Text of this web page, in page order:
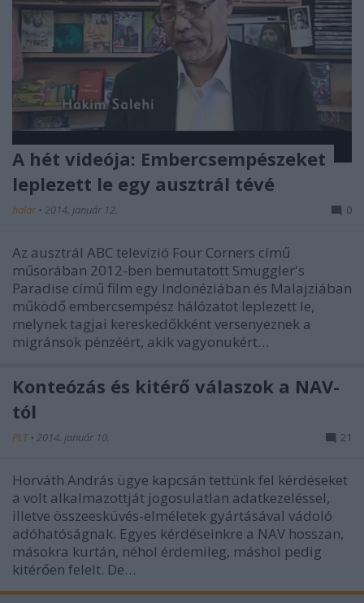
A hét videója: Embercsempészeket
leplezett le egy ausztrál tévé
halar • 2014. január 12. 0
Az ausztrál ABC televízió Four Corners című
műsorában 2012-ben bemutatott Smuggler's
Paradise című film egy Indonéziában és Malajziában
működő embercsempész hálózatot leplezett le,
melynek tagjai kereskedőkként versenyeznek a
migránsok pénzéért, akik vagyonukért…
Konteózás és kitérő válaszok a NAV-
tól
PLT• 2014. január 10. 21
Horváth András ügye kapcsán tettünk fel kérdéseket
a volt alkalmazottját jogosulatlan adatkezeléssel,
illetve összeesküvés-elméletek gyártásával vádoló
adóhatóságnak. Egyes kérdéseinkre a NAV hosszan,
másokra kurtán, néhol érdemileg, máshol pedig
kitérően felelt. De…